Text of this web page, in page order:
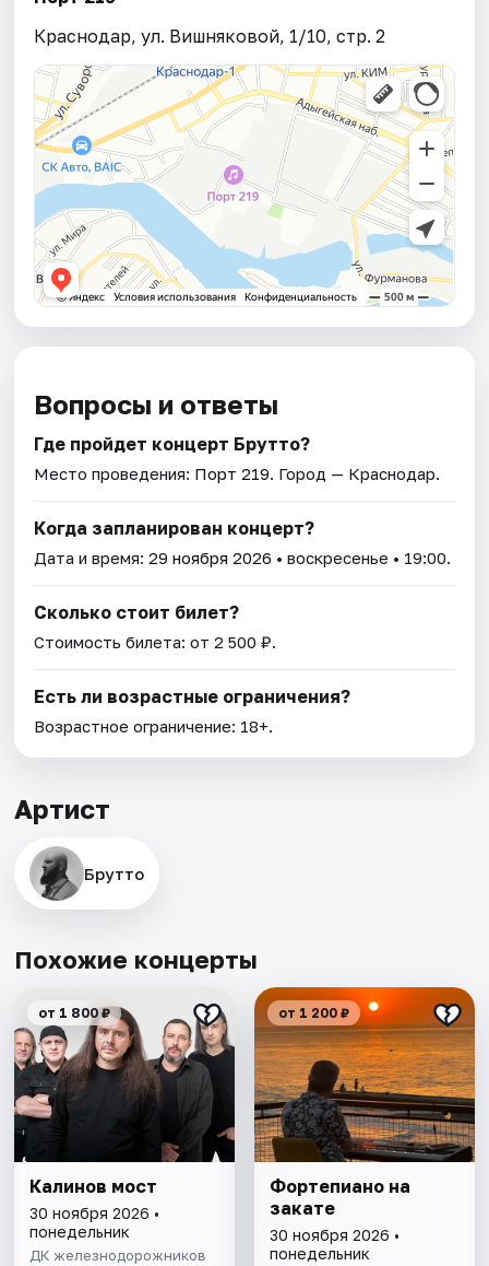
Краснодар, ул. Вишняковой, 1/10, стр. 2
Вопросы и ответы
Где пройдет концерт Брутто?
Место проведения: Порт 219. Город — Краснодар.
Когда запланирован концерт?
Дата и время:29 ноября 2026 • воскресенье • 19:00.
Сколько стоит билет?
Стоимость билета: от 2 500 ₽.
Есть ли возрастные ограничения?
Возрастное ограничение: 18+.
Артист
Брутто
Похожие концерты
от 1 800 ₽
Калинов мост
30 ноября 2026 •
понедельник
ДК железнодорожников
от 1 200 ₽
Фортепиано на
закате
30 ноября 2026 •
понедельник